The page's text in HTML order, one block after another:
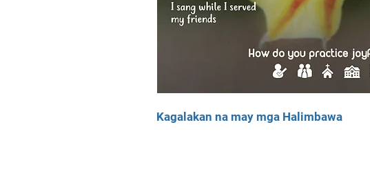
Kagalakan na may mga Halimbawa